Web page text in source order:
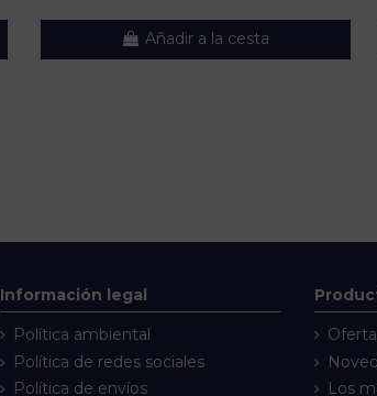
Añadir a la cesta
Información legal
Política ambiental
Política de redes sociales
Política de envíos
Los